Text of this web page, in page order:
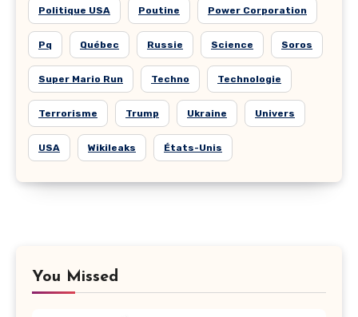
Politique USA Poutine Power Corporation
Pq Québec Russie Science Soros
Super Mario Run Techno Technologie
Terrorisme Trump Ukraine Univers
USA Wikileaks États-Unis
You Missed